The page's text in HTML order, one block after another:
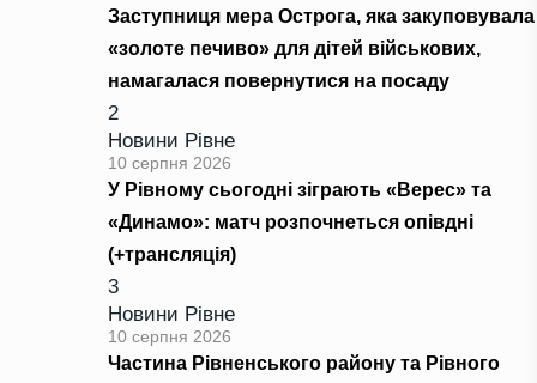
Заступниця мера Острога, яка закуповувала
«золоте печиво» для дітей військових,
намагалася повернутися на посаду
2
Новини Рівне
10 серпня 2026
У Рівному сьогодні зіграють «Верес» та
«Динамо»: матч розпочнеться опівдні
(+трансляція)
3
Новини Рівне
10 серпня 2026
Частина Рівненського району та Рівного